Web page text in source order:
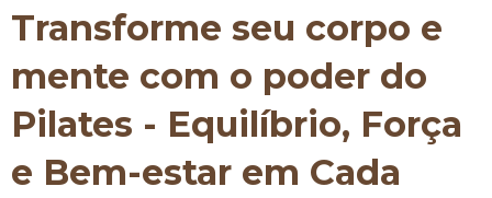
Transforme seu corpo e
mente com o poder do
Pilates - Equilíbrio, Força
e Bem-estar em Cada